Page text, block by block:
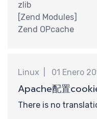
zlib
[Zend Modules]
Zend OPcache
Linux 01 Enero
Apache配置
There is no